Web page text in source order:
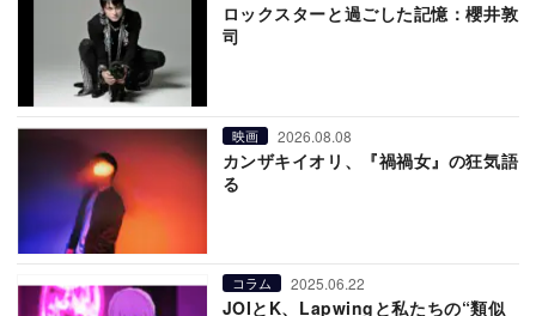
ロックスターと過ごした記憶：櫻井敦
司
映画 2026.08.08
カンザキイオリ、『禍禍女』の狂気語
る
コラム 2025.06.22
JOIとK、Lapwingと私たちの“類似